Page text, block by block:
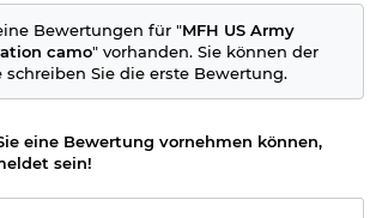
Bewertungen für "MFH US Army
camo" vorhanden. Sie können der
schreiben Sie die erste Bewertung.
eine Bewertung vornehmen können,
sein!